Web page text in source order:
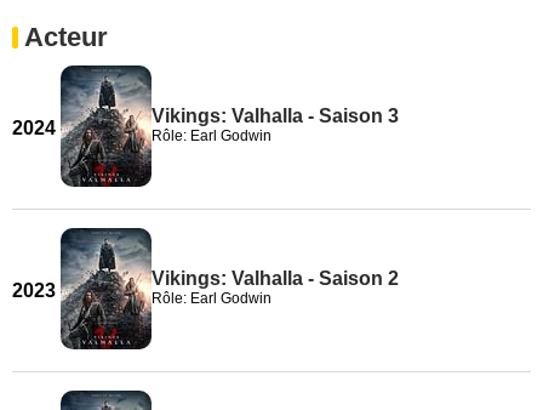
Acteur
2024
Vikings: Valhalla - Saison 3
Rôle: Earl Godwin
2023
Vikings: Valhalla - Saison 2
Rôle: Earl Godwin